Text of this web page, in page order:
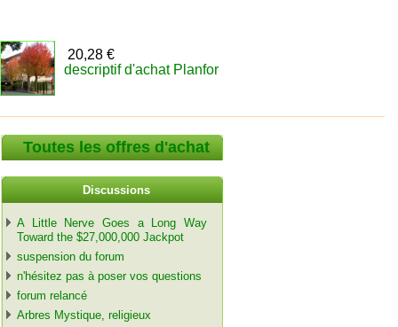
20,28 €
descriptif d'achat Planfor
Toutes les offres d'achat
Discussions
A Little Nerve Goes a Long Way
Toward the $27,000,000 Jackpot
suspension du forum
n'hésitez pas à poser vos questions
forum relancé
Arbres Mystique, religieux